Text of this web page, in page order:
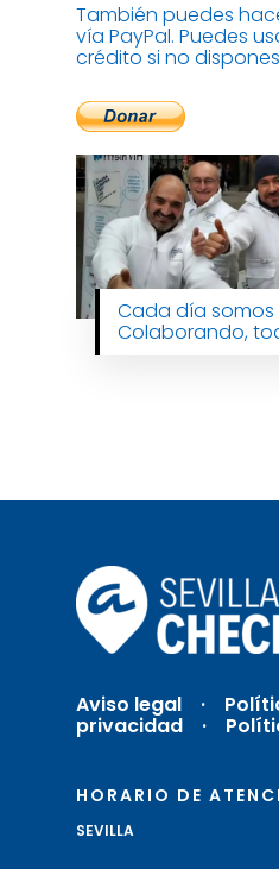
También puedes
vía PayPal. Puedes
crédito si no
Cada día somos
Colaborando,
Aviso legal ·
privacidad ·
HORARIO DE
SEVILLA